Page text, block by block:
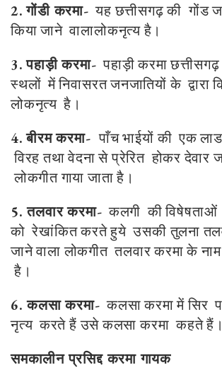
2. गोंडी करमा- यह छत्तीसगढ़ की गोंड
किया जाने वालालोकनृत्य है।
3. पहाड़ी करमा- पहाड़ी करमा
स्थलों में निवासरत जनजातियों के द्वारा
लोकनृत्य है।
4. बीरम करमा-पाँच भाईयों की एक
विरह तथा वेदना से प्रेरित होकर देवार
लोकगीत गाया जाता है।
5. तलवार करमा- कलगी की
को रेखांकित करते हुये उसकी तुलना
जाने वाला लोकगीत तलवार करमा के
है।
6. कलसा करमा- कलसा करमा में
नृत्य करते हैं उसे कलसा करमा कहते हैं।
समकालीन प्रसिद्द करमा गायक